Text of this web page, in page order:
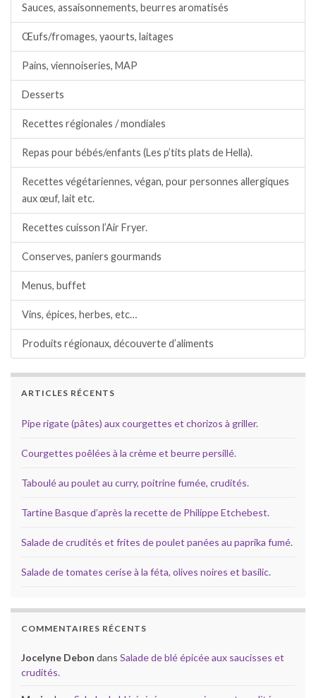
Sauces, assaisonnements, beurres aromatisés
Œufs/fromages, yaourts, laitages
Pains, viennoiseries, MAP
Desserts
Recettes régionales / mondiales
Repas pour bébés/enfants (Les p’tits plats de Hella).
Recettes végétariennes, végan, pour personnes allergiques
aux œuf, lait etc.
Recettes cuisson l’Air Fryer.
Conserves, paniers gourmands
Menus, buffet
Vins, épices, herbes, etc…
Produits régionaux, découverte d’aliments
ARTICLES RÉCENTS
Pipe rigate (pâtes) aux courgettes et chorizos à griller.
Courgettes poêlées à la crème et beurre persillé.
Taboulé au poulet au curry, poitrine fumée, crudités.
Tartine Basque d’après la recette de Philippe Etchebest.
Salade de crudités et frites de poulet panées au paprika fumé.
Salade de tomates cerise à la féta, olives noires et basilic.
COMMENTAIRES RÉCENTS
Jocelyne Debon dans Salade de blé épicée aux saucisses et
crudités.